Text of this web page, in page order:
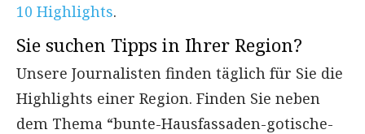
10 Highlights.
Sie suchen Tipps in Ihrer Region?
Unsere Journalisten finden täglich für Sie die
Highlights einer Region. Finden Sie neben
dem Thema “bunte-Hausfassaden-gotische-